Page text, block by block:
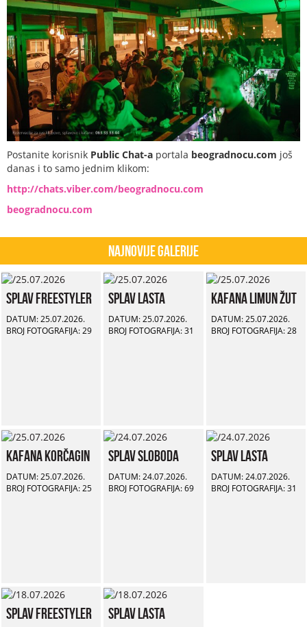
Postanite korisnik Public Chat-a portala beogradnocu.com još
danas i to samo jednim klikom:
http://chats.viber.com/beogradnocu.com
beogradnocu.com
Najnovije Galerije
Splav Freestyler
DATUM: 25.07.2026.
BROJ FOTOGRAFIJA: 29
Splav Lasta
DATUM: 25.07.2026.
BROJ FOTOGRAFIJA: 31
Kafana Limun Žut
DATUM: 25.07.2026.
BROJ FOTOGRAFIJA: 28
Kafana Korčagin
DATUM: 25.07.2026.
BROJ FOTOGRAFIJA: 25
Splav Sloboda
DATUM: 24.07.2026.
BROJ FOTOGRAFIJA: 69
Splav Lasta
DATUM: 24.07.2026.
BROJ FOTOGRAFIJA: 31
Splav Freestyler Splav Lasta